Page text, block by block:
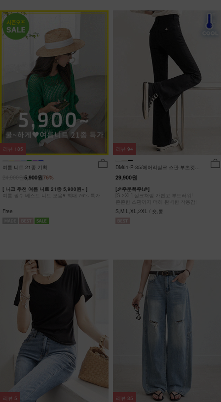
여름 니트 21종 기획
76%
5,900원
[ 나크 추천 여름 니트 21종 5,900원~ ]
여름 필수 베스트 니트 모음♥ 최대 76% 특가
Free
리뷰 185
DM61-P-35/에어리실크 스판 부츠컷팬
츠_DY
29,900원
[🎉주문폭주!🎉]
[S-2XL] 실크처럼 가볍고 부드러워!
쫀쫀한 스판까지 더해 완벽한 착용감!
S,M,L,XL,2XL / 숏,롱
리뷰 94
리뷰 5 리뷰 35